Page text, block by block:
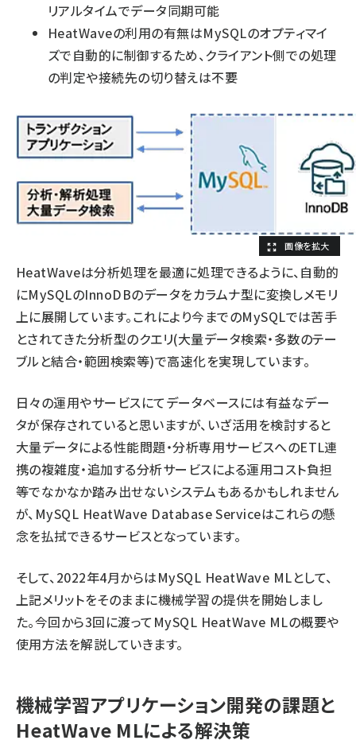
リアルタイムでデータ同期可能
HeatWaveの利用の有無はMySQLのオプティマイ
ズで自動的に制御するため、クライアント側での処理
の判定や接続先の切り替えは不要
HeatWaveは分析処理を最適に処理できるように、自動的
にMySQLのInnoDBのデータをカラムナ型に変換しメモリ
上に展開しています。これにより今までのMySQLでは苦手
とされてきた分析型のクエリ(大量データ検索・多数のテー
ブルと結合・範囲検索等)で高速化を実現しています。
日々の運用やサービスにてデータベースには有益なデー
タが保存されていると思いますが、いざ活用を検討すると
大量データによる性能問題・分析専用サービスへのETL連
携の複雑度・追加する分析サービスによる運用コスト負担
等でなかなか踏み出せないシステムもあるかもしれません
が、MySQL HeatWave Database Serviceはこれらの懸
念を払拭できるサービスとなっています。
そして、2022年4月からはMySQL HeatWave MLとして、
上記メリットをそのままに機械学習の提供を開始しまし
た。今回から3回に渡ってMySQL HeatWave MLの概要や
使用方法を解説していきます。
機械学習アプリケーション開発の課題と
HeatWave MLによる解決策